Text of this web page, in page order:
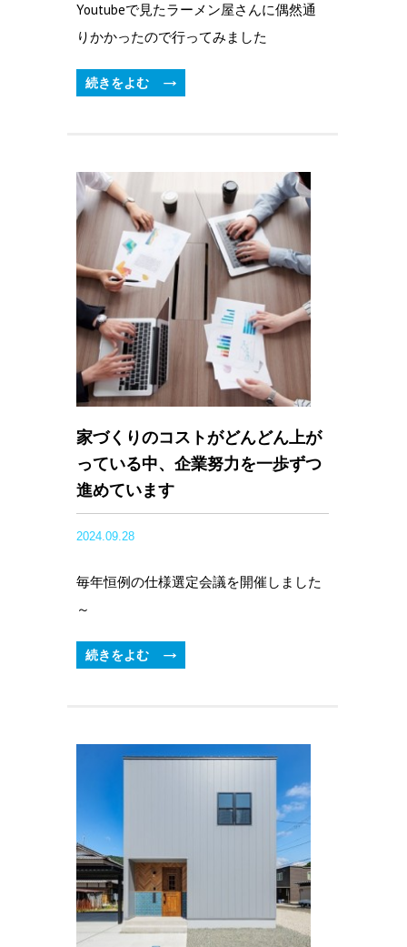
Youtubeで見たラーメン屋さんに偶然通
りかかったので行ってみました
続きをよむ
家づくりのコストがどんどん上が
っている中、企業努力を一歩ずつ
進めています
2024.09.28
毎年恒例の仕様選定会議を開催しました
～
続きをよむ